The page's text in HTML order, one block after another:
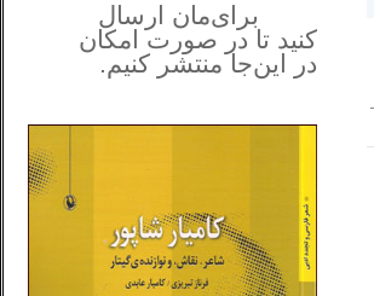
برای‌مان ارسال
کنید تا در صورت امکان
در این‌جامنتشر کنیم.